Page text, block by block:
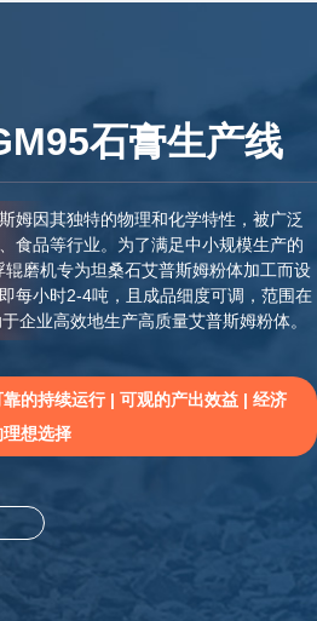
2-3吨/小时石灰石
线
加工物料：YGM130高压悬浮辊磨机是一
备，具有粉碎效率高、功耗低、占地面积
作简单、清洁、生态环境保护等优点。
生产线配置精良 | 可靠的持续运行 | 可
的投入成本 | 客户的理想选择